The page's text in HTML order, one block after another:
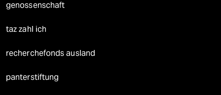
genossenschaft
taz zahl ich
recherchefonds ausland
panterstiftung